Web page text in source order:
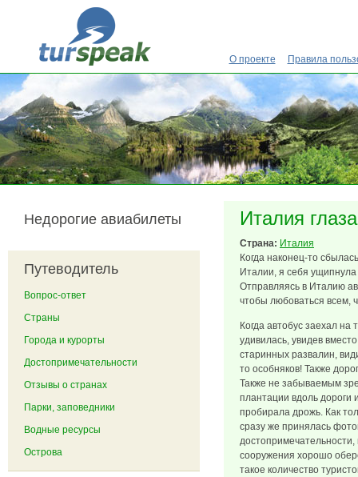
Перейти к основному содержанию
О проекте Правила
Италия
Страна: Италия
Когда наконец-то
Италии, я себя ущипнула
Отправляясь в Италию
чтобы любоваться всем,
Когда автобус заехал
удивилась, увидев
старинных развалин,
то особняков! Также
Также не забываемым
плантации вдоль дороги
пробирала дрожь. Как
сразу же принялась
сооружения хорошо
такое количество
Недорогие авиабилеты
Путеводитель
Вопрос-ответ
Страны
Города и курорты
Достопримечательности
Отзывы о странах
Парки, заповедники
Водные ресурсы
Острова